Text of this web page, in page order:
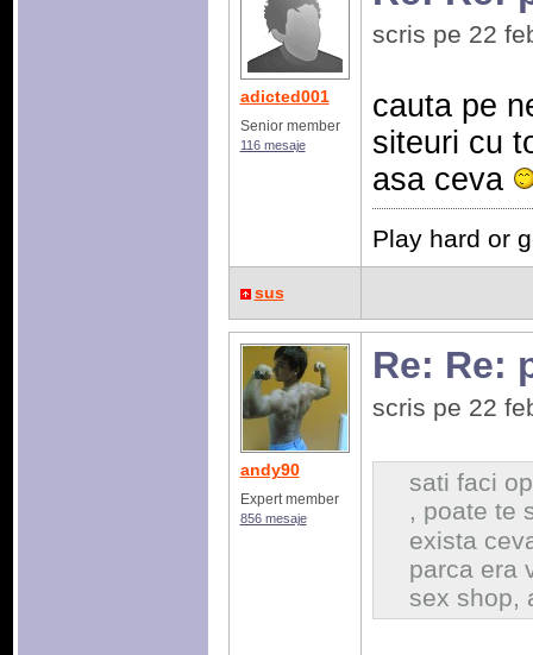
adicted001
Senior member
116 mesaje
scris pe 22
cauta pe
siteuri cu
asa ceva
Play hard or
sus
andy90
Expert member
856 mesaje
Re: Re:
scris pe 22
sati faci
, poate te
exista
parca era
sex shop,